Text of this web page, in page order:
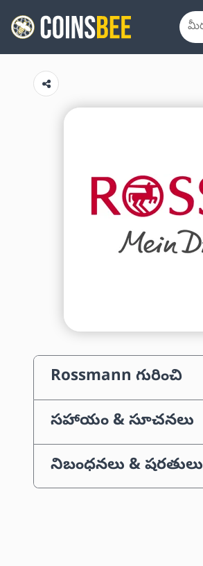
Rossmann గురించి
సహాయం & సూచనలు
నిబంధనలు & షరతులు